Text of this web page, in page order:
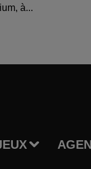
à...